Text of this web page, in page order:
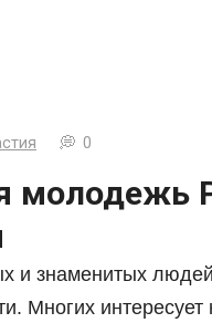
0
молодежь
и знаменитых
Многих